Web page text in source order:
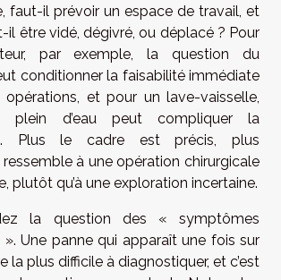
faut-il prévoir un espace de travail, et
il être vidé, dégivré, ou déplacé ? Pour
par exemple, la question du
conditionner la faisabilité immédiate
opérations, et pour un lave-vaisselle,
plein d’eau peut compliquer la
Plus le cadre est précis, plus
ressemble à une opération chirurgicale
plutôt qu’à une exploration incertaine.
la question des « symptômes
Une panne qui apparaît une fois sur
la plus difficile à diagnostiquer, et c’est